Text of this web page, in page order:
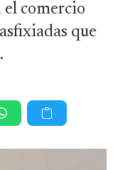
el comercio
que